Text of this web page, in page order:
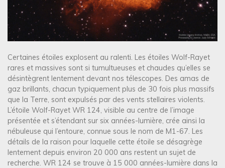
Certaines étoiles explosent au ralenti. Les étoiles Wolf-Rayet
rares et massives sont si tumultueuses et chaudes qu’elles se
désintègrent lentement devant nos télescopes. Des amas de
gaz brillants, chacun typiquement plus de 30 fois plus massifs
que la Terre, sont expulsés par des vents stellaires violents.
L’étoile Wolf-Rayet WR 124, visible au centre de l’image
présentée et s’étendant sur six années-lumière, crée ainsi la
nébuleuse qui l’entoure, connue sous le nom de M1-67. Les
détails de la raison pour laquelle cette étoile se désagrège
lentement depuis environ 20 000 ans restent un sujet de
recherche. WR 124 se trouve à 15 000 années-lumière dans la